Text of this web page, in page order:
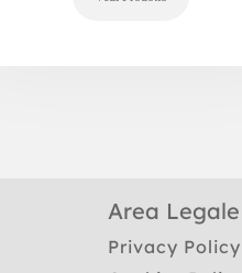
Area Legale
Privacy Policy